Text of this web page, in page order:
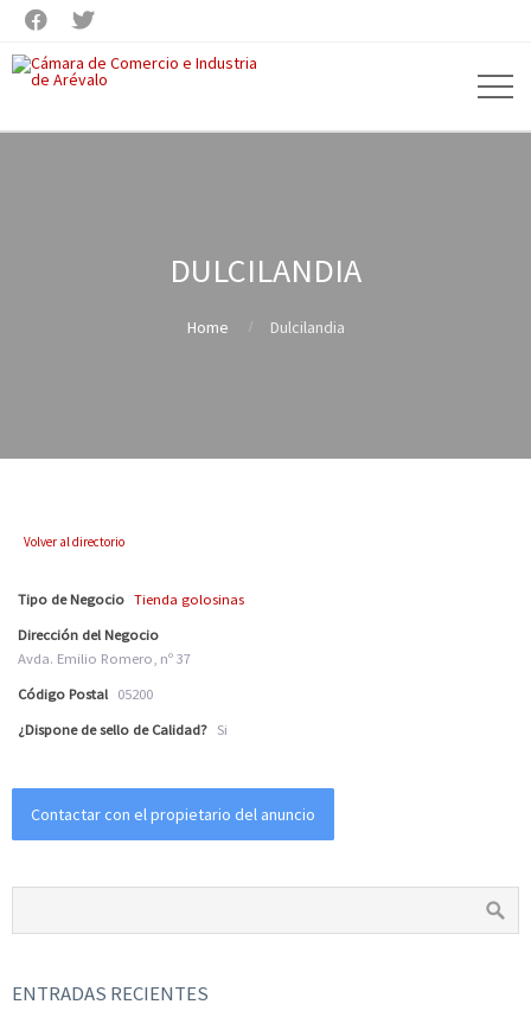
 
DULCILANDIA
Home Dulcilandia
Volver al directorio
Tipo de Negocio Tienda golosinas
Dirección del Negocio
Avda. Emilio Romero, nº 37
Código Postal 05200
¿Dispone de sello de Calidad? Si
Contactar con el propietario del anuncio
ENTRADAS RECIENTES